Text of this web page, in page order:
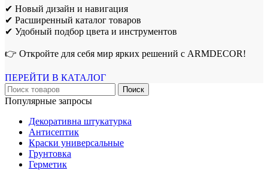
✔ Новый дизайн и навигация
✔ Расширенный каталог товаров
✔ Удобный подбор цвета и инструментов
👉 Откройте для себя мир ярких решений с ARMDECOR!
ПЕРЕЙТИ В КАТАЛОГ
Поиск
Популярные запросы
Декоративна штукатурка
Антисептик
Краски универсальные
Грунтовка
Герметик